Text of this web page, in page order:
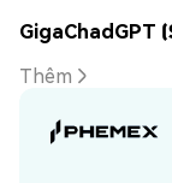
GigaChadGPT
Thêm